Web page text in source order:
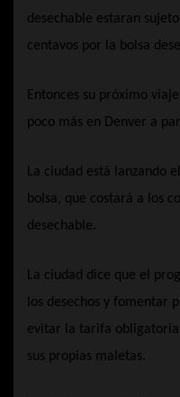
desechable estaran
centavos por la bolsa
Entonces su próximo
poco más en Denver a
La ciudad está lanzando
bolsa, que costará a los
desechable.
La ciudad dice que el
los desechos y fomentar
evitar la tarifa
sus propias maletas.